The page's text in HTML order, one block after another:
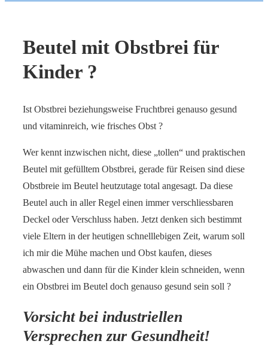
Beutel mit Obstbrei für
Kinder ?
Ist Obstbrei beziehungsweise Fruchtbrei genauso gesund
und vitaminreich, wie frisches Obst ?
Wer kennt inzwischen nicht, diese „tollen“ und praktischen
Beutel mit gefülltem Obstbrei, gerade für Reisen sind diese
Obstbreie im Beutel heutzutage total angesagt. Da diese
Beutel auch in aller Regel einen immer verschliessbaren
Deckel oder Verschluss haben. Jetzt denken sich bestimmt
viele Eltern in der heutigen schnelllebigen Zeit, warum soll
ich mir die Mühe machen und Obst kaufen, dieses
abwaschen und dann für die Kinder klein schneiden, wenn
ein Obstbrei im Beutel doch genauso gesund sein soll ?
Vorsicht bei industriellen
Versprechen zur Gesundheit!